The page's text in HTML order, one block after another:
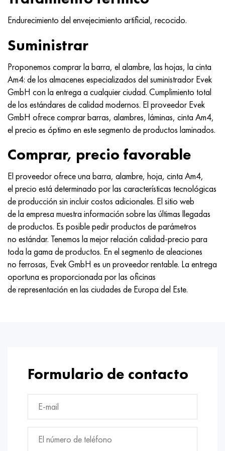
Endurecimiento del envejecimiento artificial, recocido.
Suministrar
Proponemos comprar la barra, el alambre, las hojas, la cinta
Am4: de los almacenes especializados del suministrador Evek
GmbH con la entrega a cualquier ciudad. Cumplimiento total
de los estándares de calidad modernos. El proveedor Evek
GmbH ofrece comprar barras, alambres, láminas, cinta Am4,
el precio es óptimo en este segmento de productos laminados.
Comprar, precio favorable
El proveedor ofrece una barra, alambre, hoja, cinta Am4,
el precio está determinado por las características tecnológicas
de producción sin incluir costos adicionales. El sitio web
de la empresa muestra información sobre las últimas llegadas
de productos. Es posible pedir productos de parámetros
no estándar. Tenemos la mejor relación calidad-precio para
toda la gama de productos. En el segmento de aleaciones
no ferrosas, Evek GmbH es un proveedor rentable. La entrega
oportuna es proporcionada por las oficinas
de representación en las ciudades de Europa del Este.
Formulario de contacto
MP159
Nicrofer 6030
Nitronik 40
Nitronik 50
Nitrónico 60
Nitronik 75
Nimonic 80a
Nimónico 90
Nimónico 263
Haynes 25
Hastelloy b3
hastelloy c4
56DGNH
80NM
80NMV-VI
80NHS
81HMA
Tipos de aleaciones de precisión
termobimetales
tubo de precisión
HN73MBTYu
XN75TBYu
XN77TYu
XN77TYUR
ХН78Т
HN80TBY
N65M, EP982
H70MFV
5B
TS-6
14 titanio
SP-17
40 titanio
1.4567 - AISI 304Cu
1.4580 - AISI 316Cb
1.4597 - AISI 204Cu
Aleación 28 - 1.4563
Aleación 31 - 1.4562
Aleación 254smo® - 1.4547
Aleación 926 - 1.4529
AM-350 - ams 5548
AM-355 - ams 5547
Custom 450® - uns S45000
15X16H2AM
20X12VNMF
20Х3FMI
21NKMT
37X12N8G8MFB
40X10X2M
40Х9С2
45Х14Н14В2М
50X14MF
65X13
30X, AISI 5130, 30h
30hgsn2a, 30hgsna
30xn2ma, 30CrNiMo8
30хн3а, 31nicr14
34khn3ma, 36NiCrMo16, 35NiCrMo16
35hgs, 35hgs
35hgsa, 35hgsa
ac35g2, 36smnpb14, 1.0765
38x2n2ma, 34CrNiMo6, 40NiCrMo7
40hn2ma, 34CrNiMo4, 36hnm
40G, 40Mn4, AISI 1035
38XM, 42CrMo4, AISI 1.7225